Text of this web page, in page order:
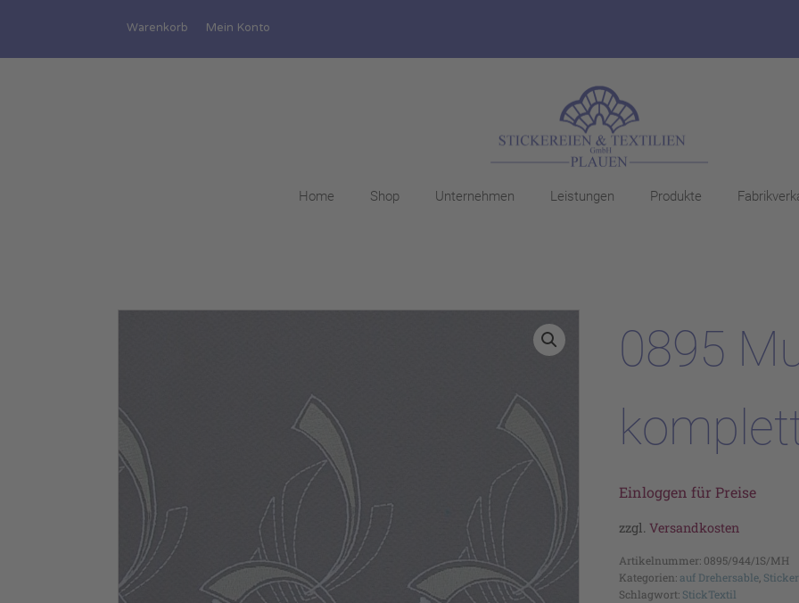
Warenkorb Mein Konto
Home Shop Unternehmen Leistungen Produkte
0895
Einloggen für Preise
zzgl. Versandkosten
Artikelnummer: 0895/944/1S/MH
Kategorien: auf Drehersable,
Schlagwort: StickTextil